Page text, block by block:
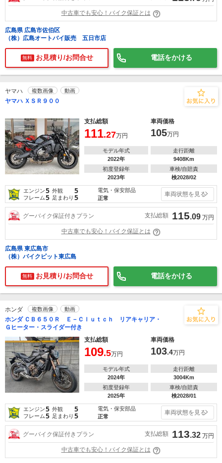
中古車でも安心！バイク保証とは
広島県 広島市佐伯区
（株）広島オートバイ販売 五日市店
無料 お見積り/お問合せ 電話をかける
ヤマハ 複数画像 動画
ヤマハ ＸＳＲ９００
支払総額 車両価格
111.27万円 105万円
モデル年式
2022年
走行距離
9408Km
初度登録年
2023年
車検/自賠責
検2028/02
エンジン5 外観 5
フレーム5 足まわり 5
電気・保安部品
正常
車両状態を見る
グーバイク保証付きプラン 支払総額 115.09 万円
中古車でも安心！バイク保証とは
広島県 東広島市
（株）バイクピット東広島
無料 お見積り/お問合せ 電話をかける
ホンダ 複数画像 動画
ホンダ ＣＢ６５０Ｒ Ｅ－Ｃｌｕｔｃｈ リアキャリア・
Ｇヒーター・スライダー付き
支払総額
車両価格
109.5万円 103.4万円
モデル年式
2024年
走行距離
3004Km
初度登録年
2025年
車検/自賠責
検2028/01
エンジン5 外観 5
フレーム5 足まわり 5
電気・保安部品
正常
車両状態を見る
グーバイク保証付きプラン 支払総額 113.32 万円
中古車でも安心！バイク保証とは